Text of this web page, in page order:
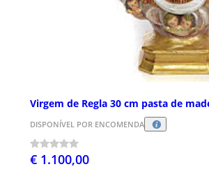
Virgem de Regla 30 cm pasta de
DISPONÍVEL POR ENCOMENDA
€ 1.100,00